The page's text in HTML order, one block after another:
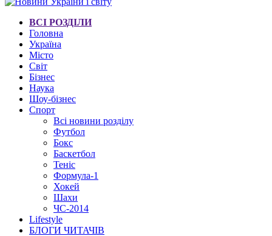
ВСІ РОЗДІЛИ
Головна
Україна
Місто
Світ
Бізнес
Наука
Шоу-бізнес
Спорт
Всі новини розділу
Футбол
Бокс
Баскетбол
Теніс
Формула-1
Хокей
Шахи
ЧС-2014
Lifestyle
БЛОГИ ЧИТАЧІВ